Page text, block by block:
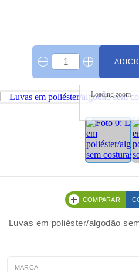
Loading zoom
COMPARAR
Luvas em poliéster/algodão
MARCA